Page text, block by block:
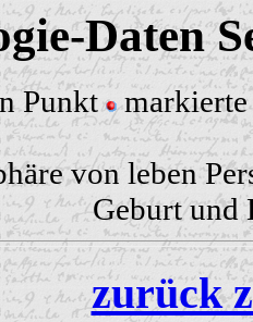
Daten
Punkt markierte
von leben
Geburt und
zurück